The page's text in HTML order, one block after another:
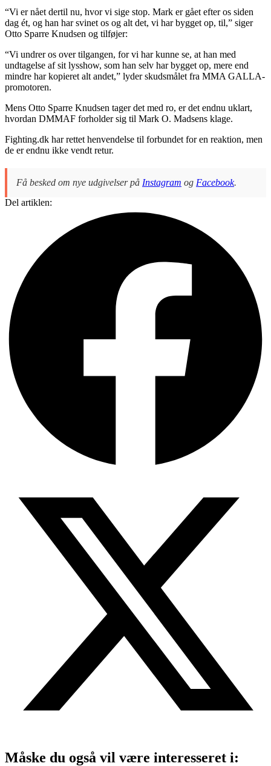
“Vi er nået dertil nu, hvor vi sige stop. Mark er gået efter os siden
dag ét, og han har svinet os og alt det, vi har bygget op, til,” siger
Otto Sparre Knudsen og tilføjer:
“Vi undrer os over tilgangen, for vi har kunne se, at han med
undtagelse af sit lysshow, som han selv har bygget op, mere end
mindre har kopieret alt andet,” lyder skudsmålet fra MMA GALLA-
promotoren.
Mens Otto Sparre Knudsen tager det med ro, er det endnu uklart,
hvordan DMMAF forholder sig til Mark O. Madsens klage.
Fighting.dk har rettet henvendelse til forbundet for en reaktion, men
de er endnu ikke vendt retur.
Få besked om nye udgivelser på Instagram og Facebook.
Del artiklen:
Måske du også vil være interesseret i: